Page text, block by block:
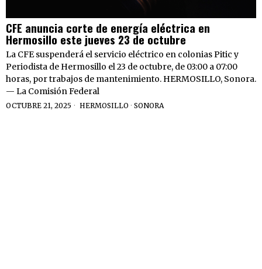
CFE anuncia corte de energía eléctrica en
Hermosillo este jueves 23 de octubre
La CFE suspenderá el servicio eléctrico en colonias Pitic y
Periodista de Hermosillo el 23 de octubre, de 03:00 a 07:00
horas, por trabajos de mantenimiento. HERMOSILLO, Sonora.
— La Comisión Federal
OCTUBRE 21, 2025 HERMOSILLO · SONORA